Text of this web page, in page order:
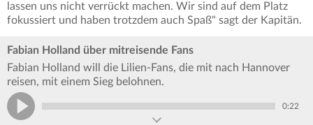
lassen uns nicht verrückt machen. Wir sind auf dem Platz
fokussiert und haben trotzdem auch Spaß" sagt der Kapitän.
Fabian Holland über mitreisende Fans
Fabian Holland will die Lilien-Fans, die mit nach Hannover
reisen, mit einem Sieg belohnen.
0:22